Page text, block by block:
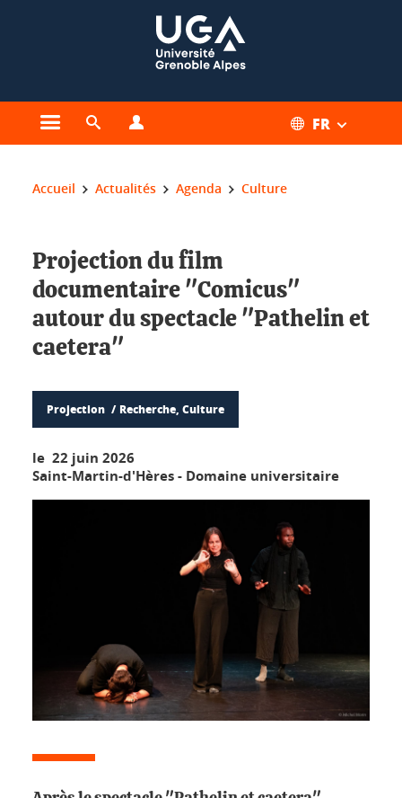
Ouvrir le menu principal
Ouvrir le moteur de recherche FR
Vous êtes ici :
Accueil Actualités Agenda Culture
Projection du film
documentaire "Comicus"
autour du spectacle "Pathelin et
caetera"
Projection Recherche, Culture
le 22 juin 2026
Saint-Martin-d'Hères - Domaine universitaire